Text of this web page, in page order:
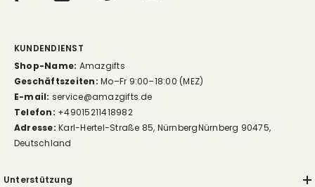
KUNDENDIENST
Shop-Name: Amazgifts
Geschäftszeiten:Mo–Fr 9:00–18:00 (MEZ)
E-mail: service@amazgifts.de
Telefon: +49015211418982
Adresse: Karl-Hertel-Straße 85, NürnbergNürnberg 90475,
Deutschland
Unterstützung